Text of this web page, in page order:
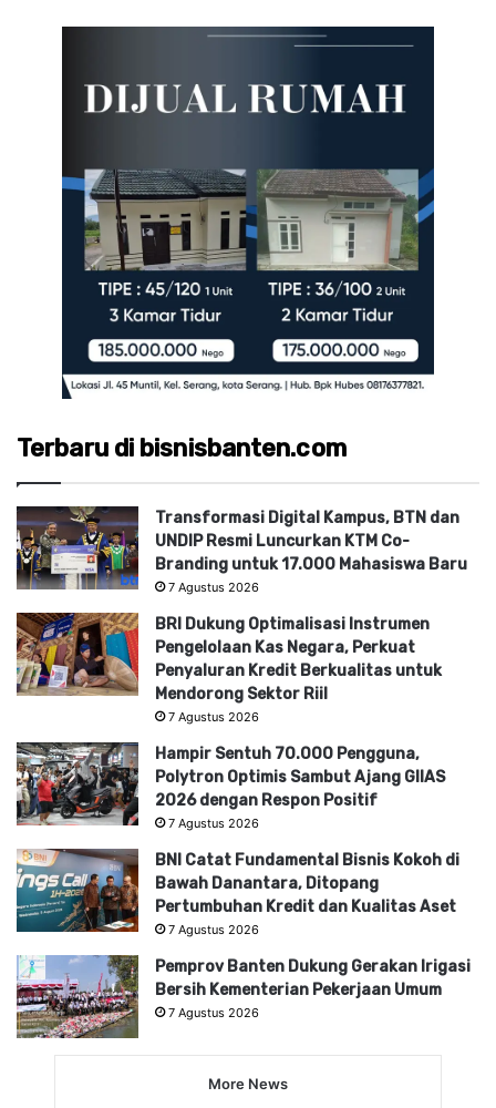
Terbaru di bisnisbanten.com
Transformasi Digital Kampus, BTN dan
UNDIP Resmi Luncurkan KTM Co-
Branding untuk 17.000 Mahasiswa Baru
7 Agustus 2026
BRI Dukung Optimalisasi Instrumen
Pengelolaan Kas Negara, Perkuat
Penyaluran Kredit Berkualitas untuk
Mendorong Sektor Riil
7 Agustus 2026
Hampir Sentuh 70.000 Pengguna,
Polytron Optimis Sambut Ajang GIIAS
2026 dengan Respon Positif
7 Agustus 2026
BNI Catat Fundamental Bisnis Kokoh di
Bawah Danantara, Ditopang
Pertumbuhan Kredit dan Kualitas Aset
7 Agustus 2026
Pemprov Banten Dukung Gerakan Irigasi
Bersih Kementerian Pekerjaan Umum
7 Agustus 2026
More News